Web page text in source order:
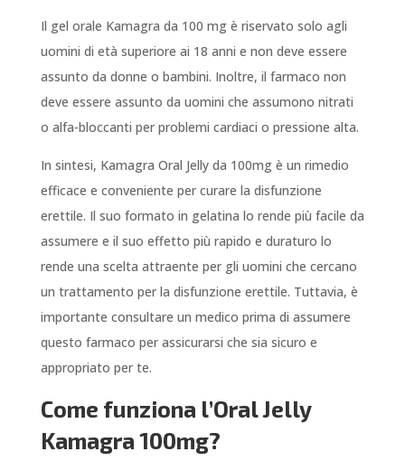
Il gel orale Kamagra da 100 mg è riservato solo agli
uomini di età superiore ai 18 anni e non deve essere
assunto da donne o bambini. Inoltre, il farmaco non
deve essere assunto da uomini che assumono nitrati
o alfa-bloccanti per problemi cardiaci o pressione alta.
In sintesi, Kamagra Oral Jelly da 100mg è un rimedio
efficace e conveniente per curare la disfunzione
erettile. Il suo formato in gelatina lo rende più facile da
assumere e il suo effetto più rapido e duraturo lo
rende una scelta attraente per gli uomini che cercano
un trattamento per la disfunzione erettile. Tuttavia, è
importante consultare un medico prima di assumere
questo farmaco per assicurarsi che sia sicuro e
appropriato per te.
Come funziona l’Oral Jelly
Kamagra 100mg?